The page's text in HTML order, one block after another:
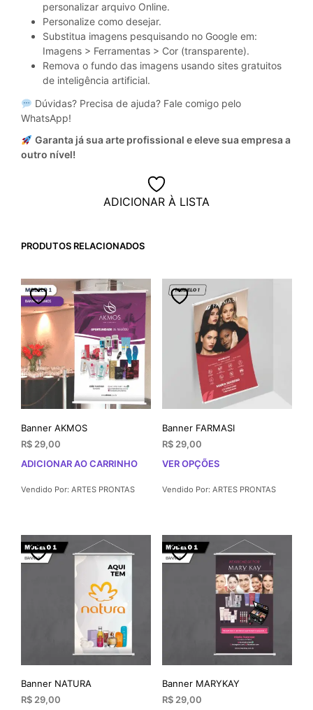
personalizar arquivo Online.
Personalize como desejar.
Substitua imagens pesquisando no Google em:
Imagens > Ferramentas > Cor (transparente).
Remova o fundo das imagens usando sites gratuitos
de inteligência artificial.
Dúvidas? Precisa de ajuda? Fale comigo pelo
WhatsApp!
Garanta já sua arte profissional e eleve sua empresa a
outro nível!
ADICIONAR À LISTA
PRODUTOS RELACIONADOS
Banner AKMOS
R$ 29,00
ADICIONAR AO CARRINHO
Vendido Por: ARTES PRONTAS
Banner FARMASI
R$29,00
VER OPÇÕES
As
Vendido Por: ARTES PRONTAS
Banner NATURA
R$ 29,00
Banner MARYKAY
R$29,00